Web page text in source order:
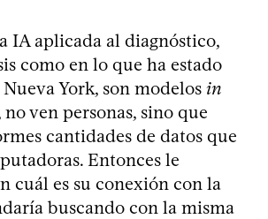
IA aplicada al diagnóstico,
como en lo que ha estado
York, son modelos in
no ven personas, sino que
cantidades de datos que
Entonces le
cuál es su conexión con la
buscando con la misma